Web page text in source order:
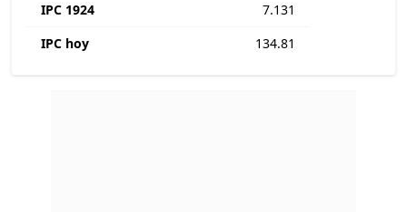
IPC 1924
7.131
IPC hoy
134.81